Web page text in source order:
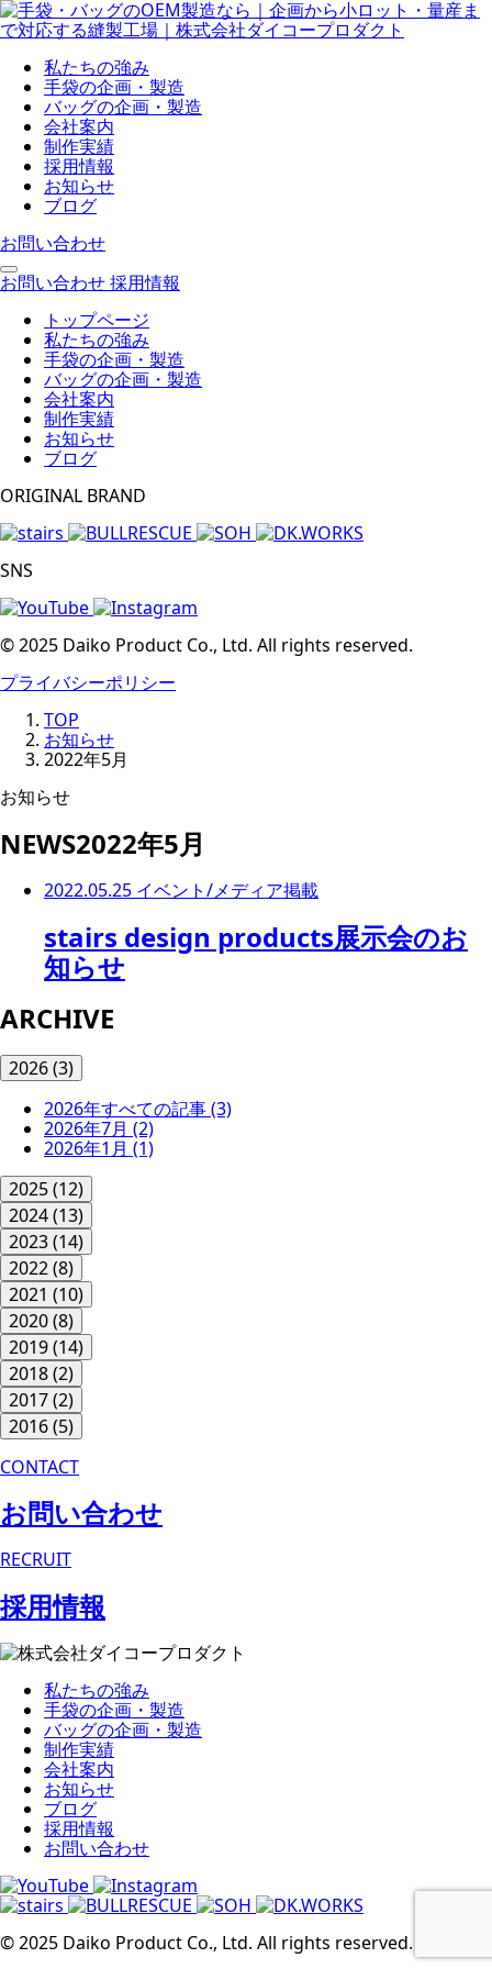
私たちの強み
手袋の企画・製造
バッグの企画・製造
会社案内
制作実績
採用情報
お知らせ
ブログ
お問い合わせ
お問い合わせ採用情報
トップページ
私たちの強み
手袋の企画・製造
バッグの企画・製造
会社案内
制作実績
お知らせ
ブログ
ORIGINAL BRAND
SNS
© 2025 Daiko Product Co., Ltd. All rights reserved.
プライバシーポリシー
TOP
お知らせ
2022年5月
お知らせ
NEWS2022年5月
2022.05.25 イベント/メディア掲載
stairs design products展示会のお
知らせ
ARCHIVE
2026(3)
2026年すべての記事(3)
2026年7月 (2)
2026年1月 (1)
2025(12)
2024(13)
2023(14)
2022(8)
2021 (10)
2020(8)
2019(14)
2018(2)
2017(2)
2016(5)
CONTACT
お問い合わせ
RECRUIT
採用情報
私たちの強み
手袋の企画・製造
バッグの企画・製造
制作実績
会社案内
お知らせ
ブログ
採用情報
お問い合わせ
© 2025 Daiko Product Co., Ltd. All rights reserved.